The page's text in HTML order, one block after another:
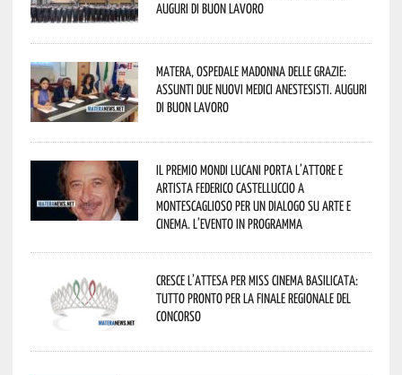
Auguri di buon lavoro
Matera, Ospedale Madonna delle Grazie:
assunti due nuovi medici anestesisti. Auguri
di buon lavoro
Il Premio Mondi Lucani porta l’attore e
artista Federico Castelluccio a
Montescaglioso per un dialogo su arte e
cinema. L’evento in programma
Cresce l’attesa per Miss Cinema Basilicata:
tutto pronto per la finale regionale del
concorso